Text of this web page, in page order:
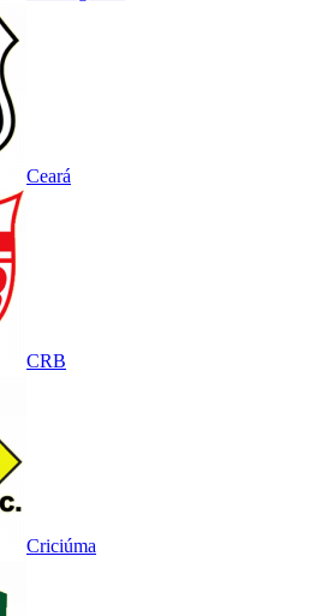
Ceará
CRB
Criciúma